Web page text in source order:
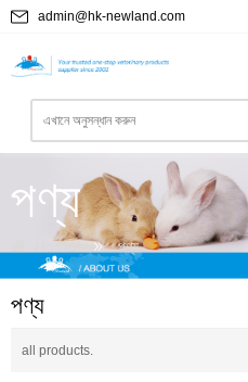
admin@hk-newland.com
পণ্য
Home পণ্য
পণ্য
all products.